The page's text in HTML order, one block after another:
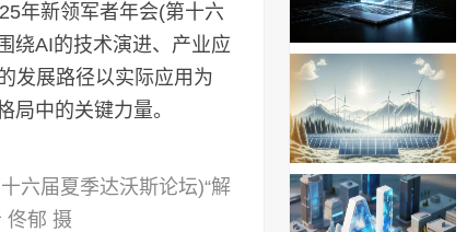
年新领军者年会(第十六
绕AI的技术演进、产业应
发展路径以实际应用为
中的关键力量。
六届夏季达沃斯论坛)“解
佟郁 摄